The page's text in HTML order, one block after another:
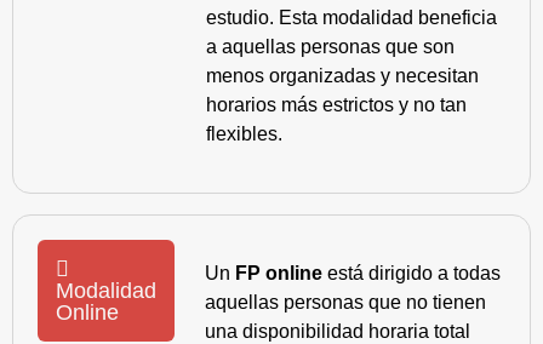
estudio. Esta modalidad beneficia
a aquellas personas que son
menos organizadas y necesitan
horarios más estrictos y no tan
flexibles.
Modalidad
Online
Un FP online está dirigido a todas
aquellas personas que no tienen
una disponibilidad horaria total